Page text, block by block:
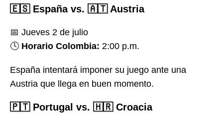
🇪🇸 España vs. 🇦🇹 Austria
📅 Jueves 2 de julio
🕓 Horario Colombia: 2:00 p.m.
España intentará imponer su juego ante una
Austria que llega en buen momento.
🇵🇹 Portugal vs. 🇭🇷 Croacia